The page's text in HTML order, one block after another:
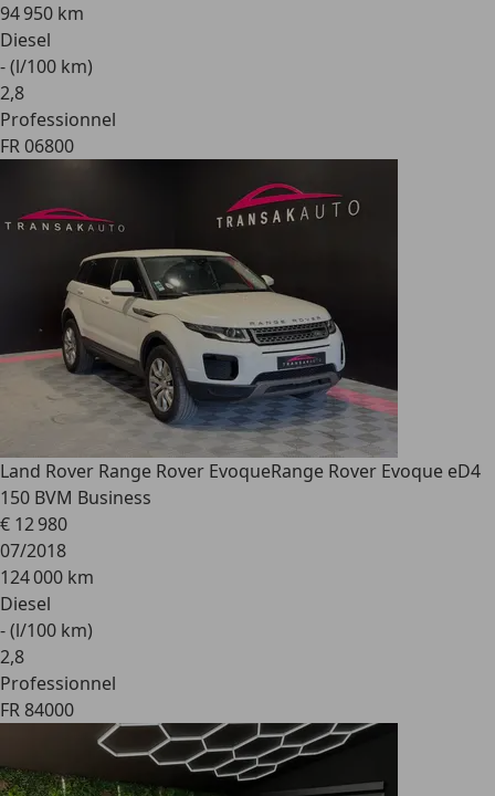
94 950 km
Diesel
- (l/100 km)
2,8
Professionnel
FR 06800
Land Rover Range Rover EvoqueRange Rover Evoque eD4
150 BVM Business
€ 12 980
07/2018
124 000 km
Diesel
- (l/100 km)
2,8
Professionnel
FR 84000